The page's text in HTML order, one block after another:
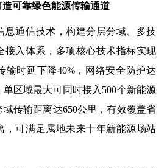
可靠绿色能源传输通道
通信技术，构建分层分域、多技
接入体系，多项核心技术指标实现
输时延下降40%，网络安全防护达
单区域最大可同时接入500个新能源
传输距离达650公里，有效覆盖省
，可满足属地未来十年新能源场站